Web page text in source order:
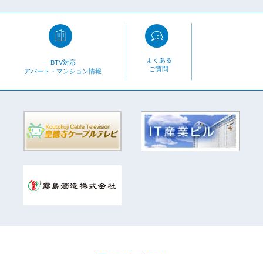
BTV対応
アパート・マンション情報
よくある
ご質問